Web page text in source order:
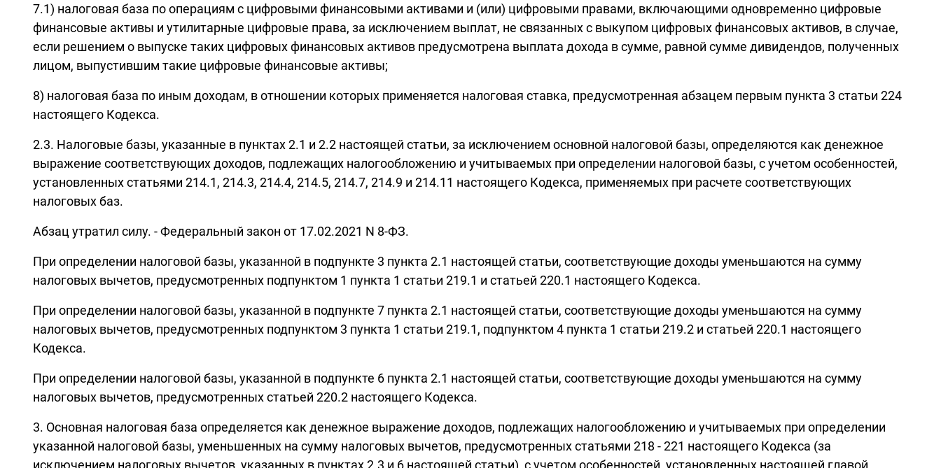
7.1) налоговая база по операциям с цифровыми финансовыми активами и (или) цифровыми правами, включающими одновременно цифровые
финансовые активы и утилитарные цифровые права, за исключением выплат, не связанных с выкупом цифровых финансовых активов, в случае,
если решением о выпуске таких цифровых финансовых активов предусмотрена выплата дохода в сумме, равной сумме дивидендов, полученных
лицом, выпустившим такие цифровые финансовые активы;
8) налоговая база по иным доходам, в отношении которых применяется налоговая ставка, предусмотренная абзацем первым пункта 3 статьи 224
настоящего Кодекса.
2.3. Налоговые базы, указанные в пунктах 2.1 и 2.2 настоящей статьи, за исключением основной налоговой базы, определяются как денежное
выражение соответствующих доходов, подлежащих налогообложению и учитываемых при определении налоговой базы, с учетом особенностей,
установленных статьями 214.1, 214.3, 214.4, 214.5, 214.7, 214.9 и 214.11 настоящего Кодекса, применяемых при расчете соответствующих
налоговых баз.
Абзац утратил силу. - Федеральный закон от 17.02.2021 N 8-ФЗ.
При определении налоговой базы, указанной в подпункте 3 пункта 2.1 настоящей статьи, соответствующие доходы уменьшаются на сумму
налоговых вычетов, предусмотренных подпунктом 1 пункта 1 статьи 219.1 и статьей 220.1 настоящего Кодекса.
При определении налоговой базы, указанной в подпункте 7 пункта 2.1 настоящей статьи, соответствующие доходы уменьшаются на сумму
налоговых вычетов, предусмотренных подпунктом 3 пункта 1 статьи 219.1, подпунктом 4 пункта 1 статьи 219.2 и статьей 220.1 настоящего
Кодекса.
При определении налоговой базы, указанной в подпункте 6 пункта 2.1 настоящей статьи, соответствующие доходы уменьшаются на сумму
налоговых вычетов, предусмотренных статьей 220.2 настоящего Кодекса.
3. Основная налоговая база определяется как денежное выражение доходов, подлежащих налогообложению и учитываемых при определении
указанной налоговой базы, уменьшенных на сумму налоговых вычетов, предусмотренных статьями 218 - 221 настоящего Кодекса (за
исключением налоговых вычетов, указанных в пунктах 2.3 и 6 настоящей статьи), с учетом особенностей, установленных настоящей главой.